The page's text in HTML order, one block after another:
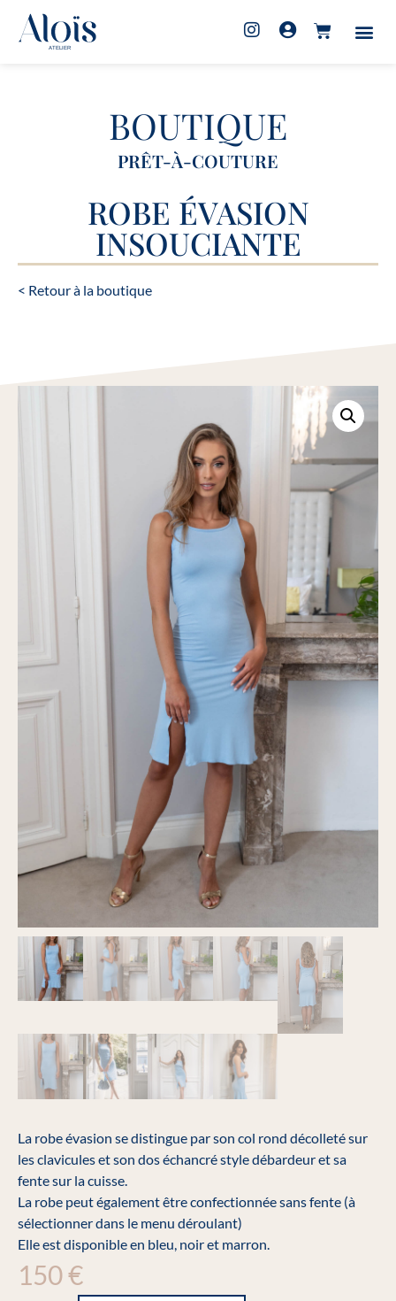
BOUTIQUE
PRÊT-À-COUTURE
ROBE ÉVASION
INSOUCIANTE
< Retour à la boutique
La robe évasion se distingue par son col rond décolleté sur
les clavicules et son dos échancré style débardeur et sa
fente sur la cuisse.
La robe peut également être confectionnée sans fente (à
sélectionner dans le menu déroulant)
Elle est disponible en bleu, noir et marron.
150€